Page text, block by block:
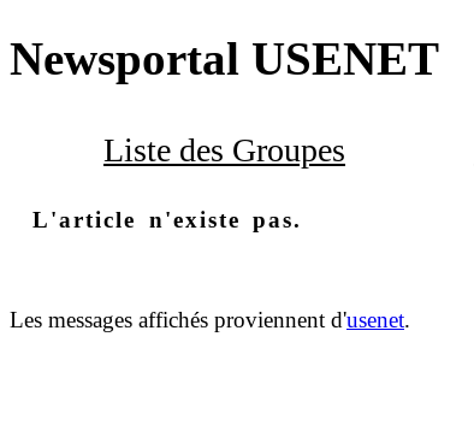
Newsportal USENET
Liste des Groupes
L'article n'existe pas.
Les messages affichés proviennent d'usenet.